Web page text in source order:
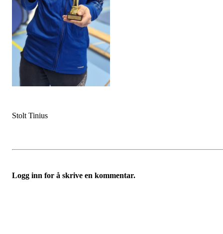
Stolt Tinius
Logg inn for å skrive en kommentar.